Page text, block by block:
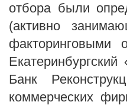
отбора были
(активно
факторинговыми
Банк
коммерческих